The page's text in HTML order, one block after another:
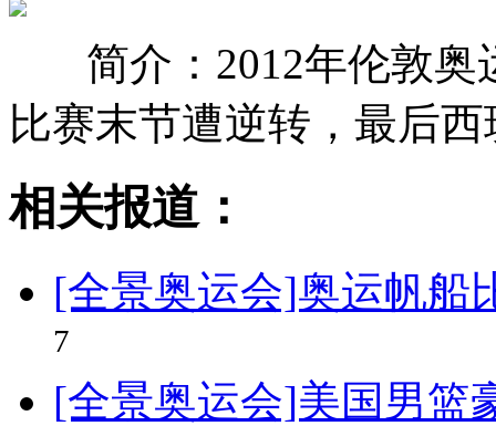
简介：2012年伦敦
比赛末节遭逆转，最后
相关报道：
[全景奥运会]奥运帆船
7
[全景奥运会]美国男篮